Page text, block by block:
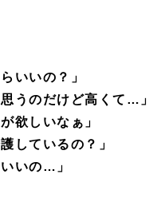
いいの？」
うのだけど高くて…」
欲しいなぁ」
しているの？」
いの…」